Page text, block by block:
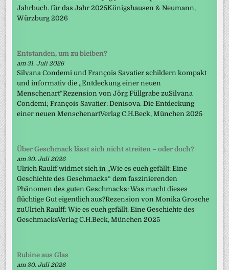
Jahrbuch. für das Jahr 2025Königshausen & Neumann,
Würzburg 2026
Entstanden, um zu bleiben?
am 31. Juli 2026
Silvana Condemi und François Savatier schildern kompakt
und informativ die „Entdeckung einer neuen
Menschenart“Rezension von Jörg Füllgrabe zuSilvana
Condemi; François Savatier: Denisova. Die Entdeckung
einer neuen MenschenartVerlag C.H.Beck, München 2025
Über Geschmack lässt sich nicht streiten – oder doch?
am 30. Juli 2026
Ulrich Raulff widmet sich in „Wie es euch gefällt: Eine
Geschichte des Geschmacks“ dem faszinierenden
Phänomen des guten Geschmacks: Was macht dieses
flüchtige Gut eigentlich aus?Rezension von Monika Grosche
zuUlrich Raulff: Wie es euch gefällt. Eine Geschichte des
GeschmacksVerlag C.H.Beck, München 2025
Rubine aus Glas
am 30. Juli 2026